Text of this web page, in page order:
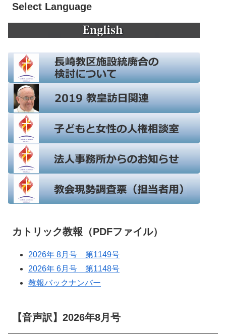
Select Language
カトリック教報（PDFファイル）
2026年 8月号 第1149号
2026年 6月号 第1148号
教報バックナンバー
【音声訳】2026年8月号